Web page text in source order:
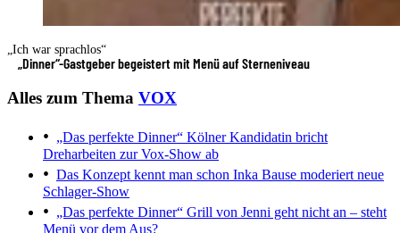
„Ich war sprachlos“
„Dinner“-Gastgeber begeistert mit Menü auf Sterneniveau
Alles zum Thema VOX
„Das perfekte Dinner“ Kölner Kandidatin bricht
Dreharbeiten zur Vox-Show ab
Das Konzept kennt man schon Inka Bause moderiert neue
Schlager-Show
„Das perfekte Dinner“ Grill von Jenni geht nicht an – steht
Menü vor dem Aus?